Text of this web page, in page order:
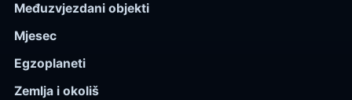
Međuzvjezdani objekti
Mjesec
Egzoplaneti
Zemlja i okoliš